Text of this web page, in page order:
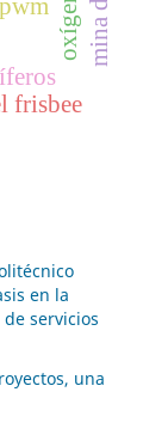
frisbee
pwm
en la
servicios
una